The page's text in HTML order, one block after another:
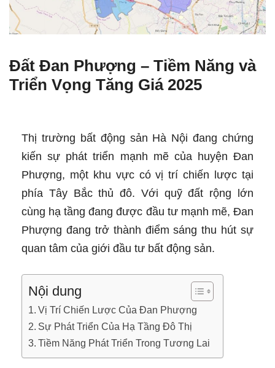
Đất Đan Phượng – Tiềm Năng và
Triển Vọng Tăng Giá 2025
Thị trường bất động sản Hà Nội đang chứng
kiến sự phát triển mạnh mẽ của huyện Đan
Phượng, một khu vực có vị trí chiến lược tại
phía Tây Bắc thủ đô. Với quỹ đất rộng lớn
cùng hạ tầng đang được đầu tư mạnh mẽ, Đan
Phượng đang trở thành điểm sáng thu hút sự
quan tâm của giới đầu tư bất động sản.
Nội dung
Vị Trí Chiến Lược Của Đan Phượng
Sự Phát Triển Của Hạ Tầng Đô Thị
Tiềm Năng Phát Triển Trong Tương Lai